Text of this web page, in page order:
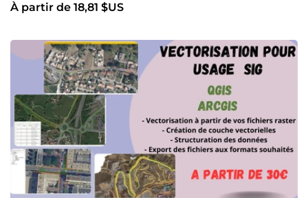
À partir de 18,81 $US